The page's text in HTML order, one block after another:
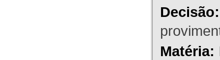
Decisão:
Matéria: